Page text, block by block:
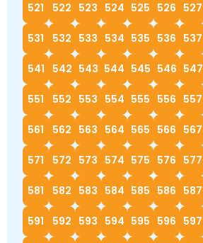
521 522 523 524 525 526 527
531 532 533 534 535 536 537
541 542 543 544 545 546 547
551 552 553 554 555 556 557
561 562 563 564 565 566 567
571 572 573 574 575 576 577
581 582 583 584 585 586 587
591 592 593 594 595 596 597